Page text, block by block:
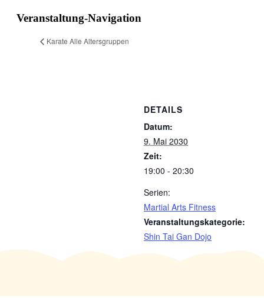
Veranstaltung-Navigation
Karate Alle Altersgruppen
DETAILS
Datum:
9. Mai 2030
Zeit:
19:00 - 20:30
Serien:
Martial Arts Fitness
Veranstaltungskategorie:
Shin Tai Gan Dojo